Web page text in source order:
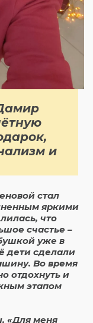
и
стал
яркими
что
счастье –
уже в
дети сделали
Во время
отдохнуть и
этапом
«Для меня